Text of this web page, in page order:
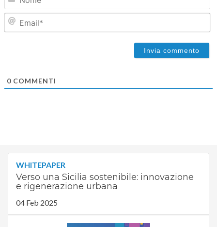
0COMMENTI
WHITEPAPER
Verso una Sicilia sostenibile: innovazione
e rigenerazione urbana
04 Feb 2025